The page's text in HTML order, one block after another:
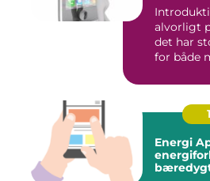
alvorligt
det har
for både
Energi